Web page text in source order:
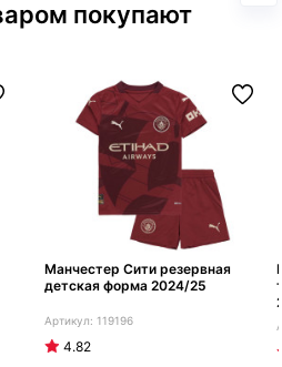
покупают
Манчестер Сити резервная
детская форма 2024/25
119196
4.82